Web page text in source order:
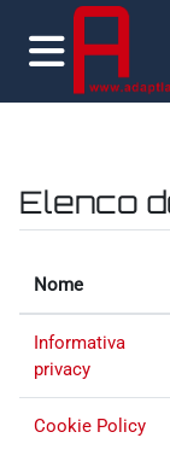
Vai al contenuto
Pannello
Elenco
Nome
Informativa
privacy
Cookie Policy